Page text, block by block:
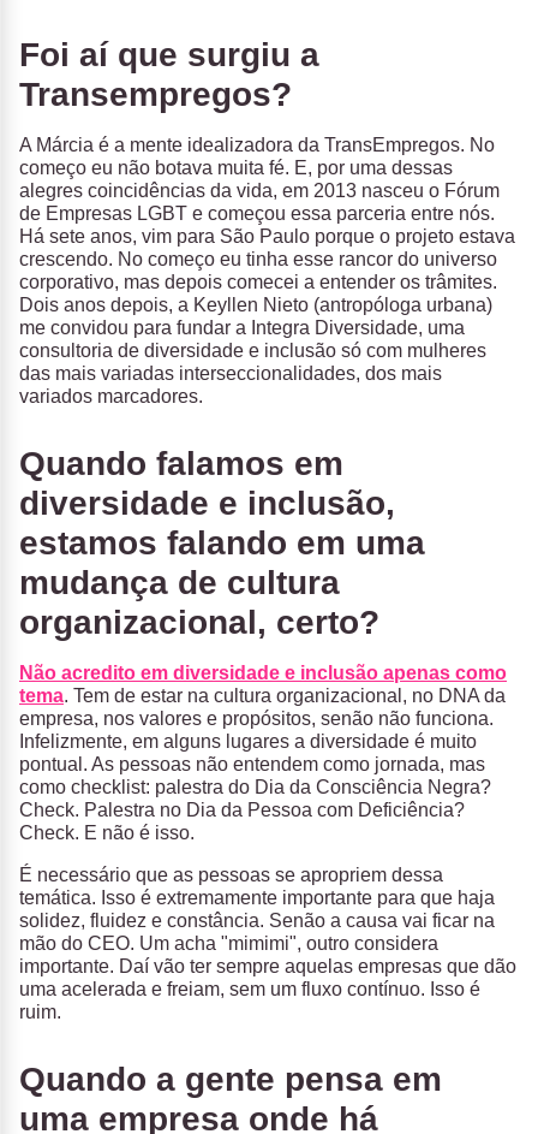
Foi aí que surgiu a
Transempregos?
A Márcia é a mente idealizadora da TransEmpregos. No
começo eu não botava muita fé. E, por uma dessas
alegres coincidências da vida, em 2013 nasceu o Fórum
de Empresas LGBT e começou essa parceria entre nós.
Há sete anos, vim para São Paulo porque o projeto estava
crescendo. No começo eu tinha esse rancor do universo
corporativo, mas depois comecei a entender os trâmites.
Dois anos depois, a Keyllen Nieto (antropóloga urbana)
me convidou para fundar a Integra Diversidade, uma
consultoria de diversidade e inclusão só com mulheres
das mais variadas interseccionalidades, dos mais
variados marcadores.
Quando falamos em
diversidade e inclusão,
estamos falando em uma
mudança de cultura
organizacional, certo?
Não acredito em diversidade e inclusão apenas como
tema. Tem de estar na cultura organizacional, no DNA da
empresa, nos valores e propósitos, senão não funciona.
Infelizmente, em alguns lugares a diversidade é muito
pontual. As pessoas não entendem como jornada, mas
como checklist: palestra do Dia da Consciência Negra?
Check. Palestra no Dia da Pessoa com Deficiência?
Check. E não é isso.
É necessário que as pessoas se apropriem dessa
temática. Isso é extremamente importante para que haja
solidez, fluidez e constância. Senão a causa vai ficar na
mão do CEO. Um acha "mimimi", outro considera
importante. Daí vão ter sempre aquelas empresas que dão
uma acelerada e freiam, sem um fluxo contínuo. Isso é
ruim.
Quando a gente pensa em
uma empresa onde há